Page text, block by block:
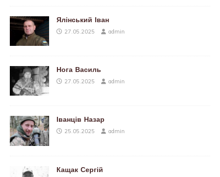
Ялінський Іван
27.05.2025 admin
Нога Василь
27.05.2025 admin
Іванців Назар
25.05.2025 admin
Кащак Сергій